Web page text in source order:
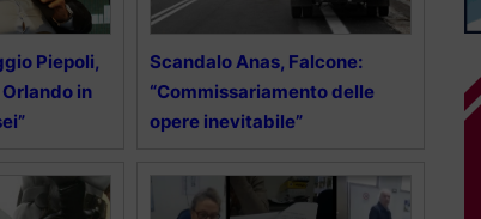
Piepoli,
in
Scandalo Anas, Falcone:
“Commissariamento delle
opere inevitabile”